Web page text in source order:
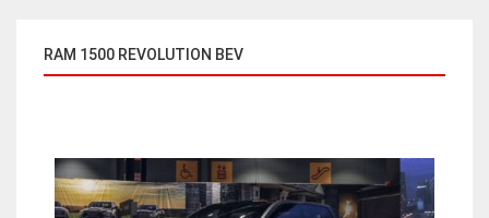
RAM 1500 REVOLUTION BEV